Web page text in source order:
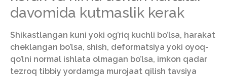
davomida kutmaslik kerak
Shikastlangan kuni yoki og’riq kuchli bo’lsa, harakat
cheklangan bo’lsa, shish, deformatsiya yoki oyoq-
qo’lni normal ishlata olmagan bo’lsa, imkon qadar
tezroq tibbiy yordamga murojaat qilish tavsiya